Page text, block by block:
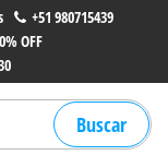
+51 980715439
OFF
Buscar